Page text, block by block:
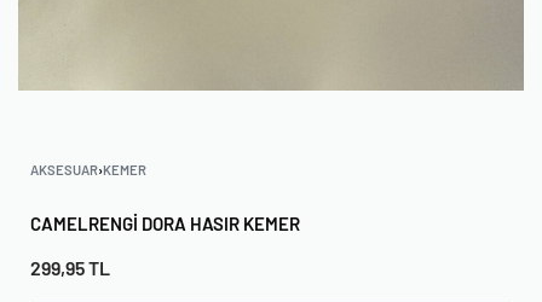
AKSESUAR›KEMER
CAMELRENGI DORA HASIR KEMER
299,95TL